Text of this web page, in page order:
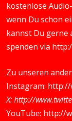
kostenlose
wenn Du schon
kannst Du gerne
spenden via
Zu unseren
Instagram: http://
X:http://
YouTube: http://